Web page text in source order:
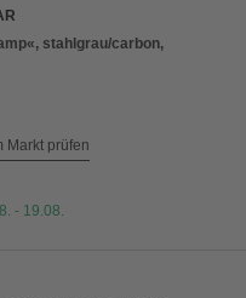
stahlgrau/carbon,
Markt prüfen
- 19.08.